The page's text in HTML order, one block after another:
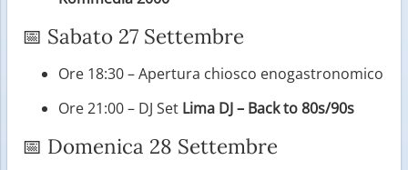
📅 Sabato 27 Settembre
Ore 18:30 – Apertura chiosco enogastronomico
Ore 21:00 – DJ Set Lima DJ – Back to 80s/90s
📅 Domenica 28 Settembre